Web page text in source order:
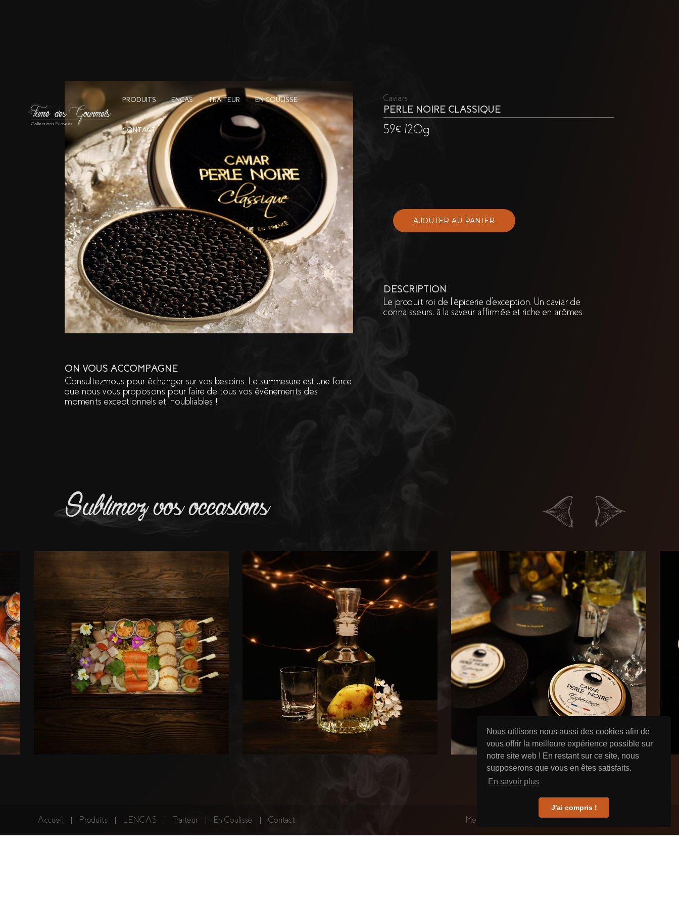
Nous utilisons nous aussi des cookies afin de
vous offrir la meilleure expérience possible sur
notre site web ! En restant sur ce site, nous
supposerons que vous en êtes satisfaits.
En savoir plus
J'ai compris !
PRODUITS ENCAS TRAITEUR EN COULISSE
CONTACT
Caviars
PERLE NOIRE CLASSIQUE
59€ /20g
DESCRIPTION
Le produit roi de l’épicerie d'exception. Un caviar de
connaisseurs, à la saveur affirmée et riche en arômes.
ON VOUS ACCOMPAGNE
Consultez-nous pour échanger sur vos besoins. Le sur-mesure est une force
que nous vous proposons pour faire de tous vos évènements des
moments exceptionnels et inoubliables !
Sublimez vos occasions
Accueil Produits L'ENCAS Traiteur En Coulisse Contact Mentions Légales 2021 - Fumé des Gourmets